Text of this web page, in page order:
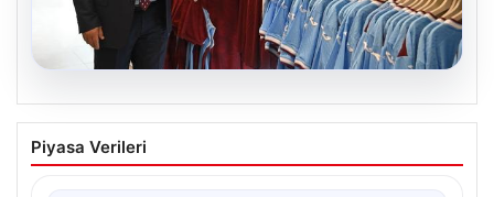
Ahmet Metin Genç’in forma
kampanyasıyla ilgili belediyeden
Piyasa Verileri